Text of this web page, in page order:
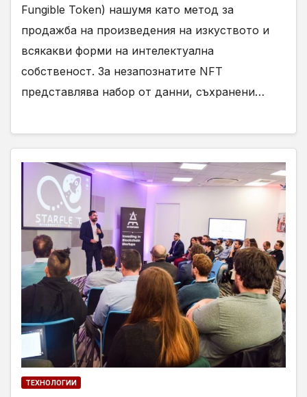
Fungible Token) нашумя като метод за
продажба на произведения на изкуството и
всякакви форми на интелектуална
собственост. За незапознатите NFT
представлява набор от данни, съхранени…
ТЕХНОЛОГИИ